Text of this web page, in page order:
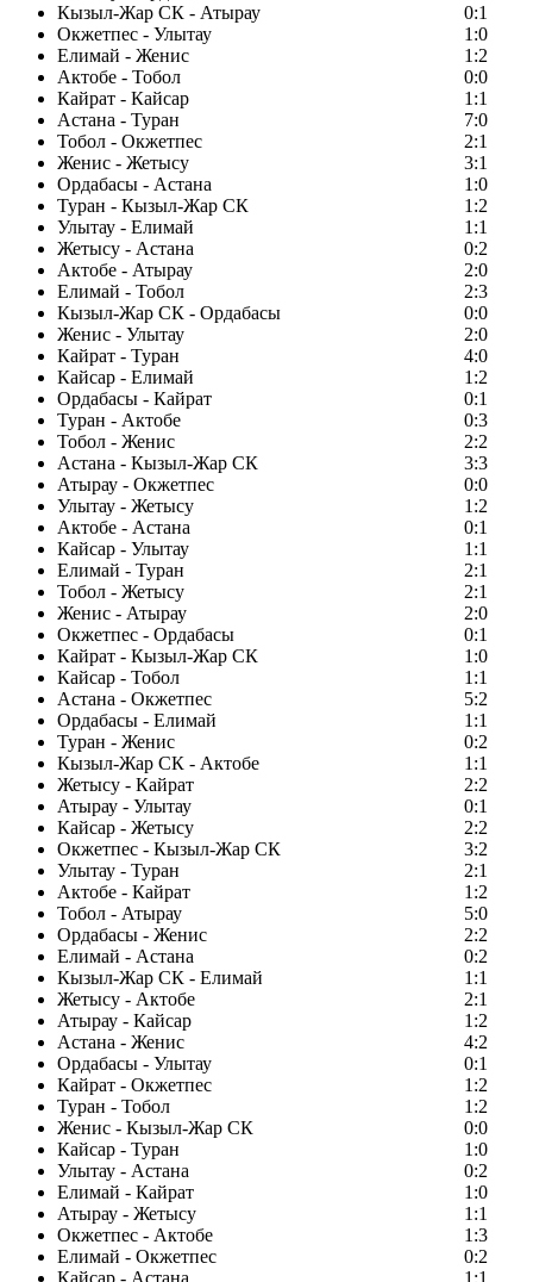
Кызыл-Жар СК - Атырау
0:1
Окжетпес - Улытау
1:0
Елимай - Женис
1:2
Актобе - Тобол
0:0
Кайрат - Кайсар
1:1
Астана - Туран
7:0
Тобол - Окжетпес
2:1
Женис - Жетысу
3:1
Ордабасы - Астана
1:0
Туран - Кызыл-Жар СК
1:2
Улытау - Елимай
1:1
Жетысу - Астана
0:2
Актобе - Атырау
2:0
Елимай - Тобол
2:3
Кызыл-Жар СК - Ордабасы
0:0
Женис - Улытау
2:0
Кайрат - Туран
4:0
Кайсар - Елимай
1:2
Ордабасы - Кайрат
0:1
Туран - Актобе
0:3
Тобол - Женис
2:2
Астана - Кызыл-Жар СК
3:3
Атырау - Окжетпес
0:0
Улытау - Жетысу
1:2
Актобе - Астана
0:1
Кайсар - Улытау
1:1
Елимай - Туран
2:1
Тобол - Жетысу
2:1
Женис - Атырау
2:0
Окжетпес - Ордабасы
0:1
Кайрат - Кызыл-Жар СК
1:0
Кайсар - Тобол
1:1
Астана - Окжетпес
5:2
Ордабасы - Елимай
1:1
Туран - Женис
0:2
Кызыл-Жар СК - Актобе
1:1
Жетысу - Кайрат
2:2
Атырау - Улытау
0:1
Кайсар - Жетысу
2:2
Окжетпес - Кызыл-Жар СК
3:2
Улытау - Туран
2:1
Актобе - Кайрат
1:2
Тобол - Атырау
5:0
Ордабасы - Женис
2:2
Елимай - Астана
0:2
Кызыл-Жар СК - Елимай
1:1
Жетысу - Актобе
2:1
Атырау - Кайсар
1:2
Астана - Женис
4:2
Ордабасы - Улытау
0:1
Кайрат - Окжетпес
1:2
Туран - Тобол
1:2
Женис - Кызыл-Жар СК
0:0
Кайсар - Туран
1:0
Улытау - Астана
0:2
Елимай - Кайрат
1:0
Атырау - Жетысу
1:1
Окжетпес - Актобе
1:3
Елимай - Окжетпес
0:2